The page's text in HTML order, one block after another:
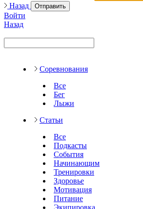
Назад
Отправить
Войти
Назад
Соревнования
Все
Бег
Лыжи
Статьи
Все
Подкасты
События
Начинающим
Тренировки
Здоровье
Мотивация
Питание
Экипировка